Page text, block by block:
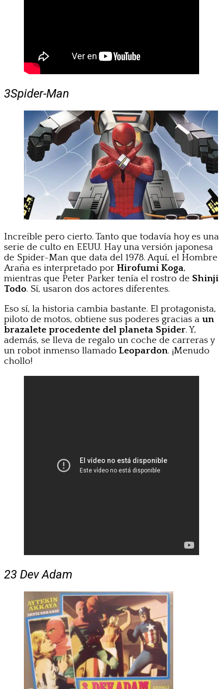
3Spider-Man
Increíble pero cierto. Tanto que todavía hoy es una
serie de culto en EEUU. Hay una versión japonesa
de Spider-Man que data del 1978. Aquí, el Hombre
Araña es interpretado por Hirofumi Koga,
mientras que Peter Parker tenía el rostro de Shinji
Todo. Sí, usaron dos actores diferentes.
Eso sí, la historia cambia bastante. El protagonista,
piloto de motos, obtiene sus poderes gracias a un
brazalete procedente del planeta Spider. Y,
además, se lleva de regalo un coche de carreras y
un robot inmenso llamado Leopardon. ¡Menudo
chollo!
23 Dev Adam